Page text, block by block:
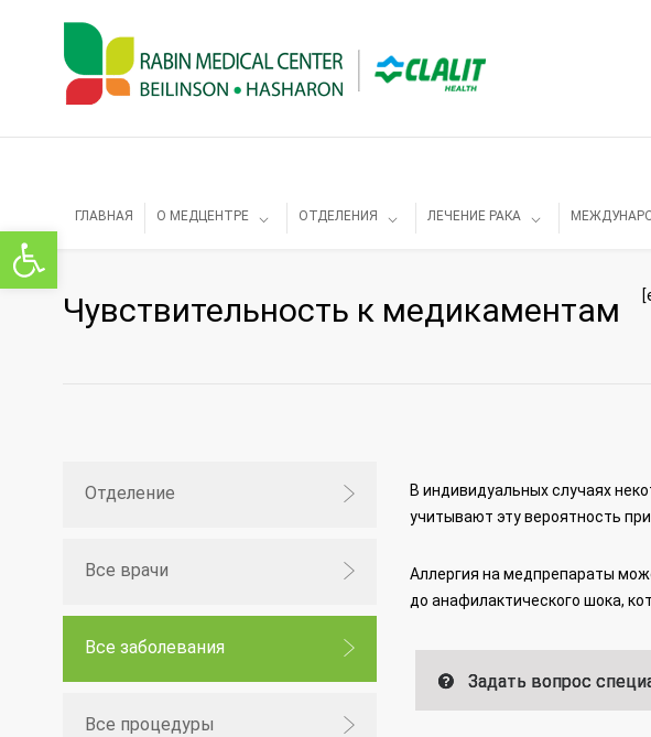
Открыть панель инструментов
ГЛАВНАЯ О МЕДЦЕНТРЕ ОТДЕЛЕНИЯ ЛЕЧЕНИЕ РАКА
Чувствительность к медикаментам
Отделение
Все врачи
Все заболевания
Все процедуры
В индивидуальных случаях
учитывают эту вероятность
Аллергия на медпрепараты
до анафилактического шока,
Задать вопрос